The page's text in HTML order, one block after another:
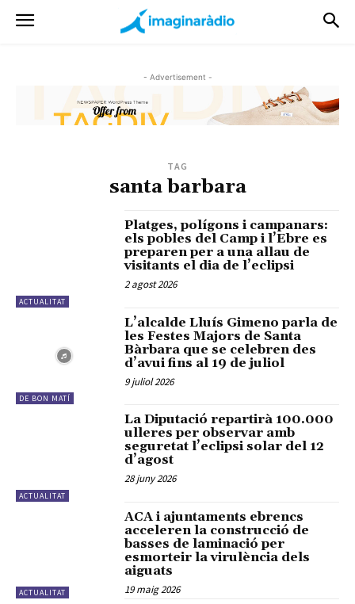
- Advertisement -
TAG
santa barbara
ACTUALITAT
Platges, polígons i campanars:
els pobles del Camp i l’Ebre es
preparen per a una allau de
visitants el dia de l’eclipsi
2 agost 2026
DE BON MATÍ
L’alcalde Lluís Gimeno parla de
les Festes Majors de Santa
Bàrbara que se celebren des
d’avui fins al 19 de juliol
9 juliol 2026
ACTUALITAT
La Diputació repartirà 100.000
ulleres per observar amb
seguretat l’eclipsi solar del 12
d’agost
28 juny 2026
ACTUALITAT
ACA i ajuntaments ebrencs
acceleren la construcció de
basses de laminació per
esmorteir la virulència dels
aiguats
19 maig 2026